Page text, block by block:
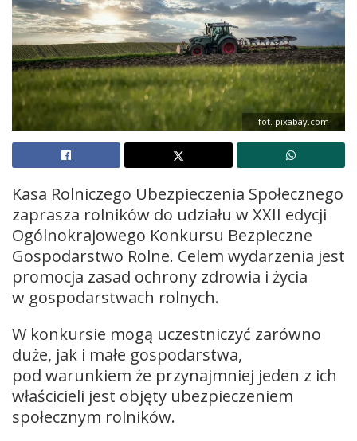
fot. pixabay.com
Kasa Rolniczego Ubezpieczenia Społecznego
zaprasza rolników do udziału w XXII edycji
Ogólnokrajowego Konkursu Bezpieczne
Gospodarstwo Rolne. Celem wydarzenia jest
promocja zasad ochrony zdrowia i życia
w gospodarstwach rolnych.
W konkursie mogą uczestniczyć zarówno
duże, jak i małe gospodarstwa,
pod warunkiem że przynajmniej jeden z ich
właścicieli jest objęty ubezpieczeniem
społecznym rolników.